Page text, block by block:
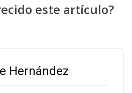
este artículo?
Hernández